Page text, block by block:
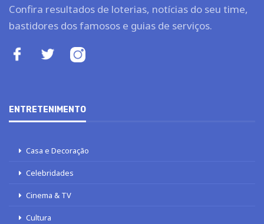
Confira resultados de loterias, notícias do seu time,
bastidores dos famosos e guias de serviços.
ENTRETENIMENTO
Casa e Decoração
Celebridades
Cinema & TV
Cultura